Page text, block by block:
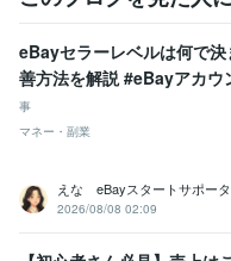
eBayセラーレベルは何で
善方法を解説 #eBayアカウ
事
マネー・副業
えな eBayスタートサポー
2026/08/08 02:09